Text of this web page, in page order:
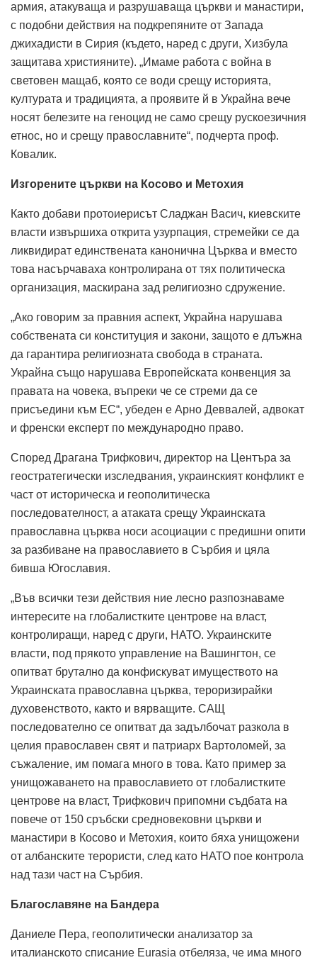
армия, атакуваща и разрушаваща църкви и манастири,
с подобни действия на подкрепяните от Запада
джихадисти в Сирия (където, наред с други, Хизбула
защитава християните). „Имаме работа с война в
световен мащаб, която се води срещу историята,
културата и традицията, а проявите й в Украйна вече
носят белезите на геноцид не само срещу рускоезичния
етнос, но и срещу православните“, подчерта проф.
Ковалик.
Изгорените църкви на Косово и Метохия
Както добави протоиерисът Сладжан Васич, киевските
власти извършиха открита узурпация, стремейки се да
ликвидират единствената канонична Църква и вместо
това насърчаваха контролирана от тях политическа
организация, маскирана зад религиозно сдружение.
„Ако говорим за правния аспект, Украйна нарушава
собствената си конституция и закони, защото е длъжна
да гарантира религиозната свобода в страната.
Украйна също нарушава Европейската конвенция за
правата на човека, въпреки че се стреми да се
присъедини към ЕС“, убеден е Арно Деввалей, адвокат
и френски експерт по международно право.
Според Драгана Трифкович, директор на Центъра за
геостратегически изследвания, украинският конфликт е
част от историческа и геополитическа
последователност, а атаката срещу Украинската
православна църква носи асоциации с предишни опити
за разбиване на православието в Сърбия и цяла
бивша Югославия.
„Във всички тези действия ние лесно разпознаваме
интересите на глобалистките центрове на власт,
контролиращи, наред с други, НАТО. Украинските
власти, под прякото управление на Вашингтон, се
опитват брутално да конфискуват имуществото на
Украинската православна църква, тероризирайки
духовенството, както и вярващите. САЩ
последователно се опитват да задълбочат разкола в
целия православен свят и патриарх Вартоломей, за
съжаление, им помага много в това. Като пример за
унищожаването на православието от глобалистките
центрове на власт, Трифкович припомни съдбата на
повече от 150 сръбски средновековни църкви и
манастири в Косово и Метохия, които бяха унищожени
от албанските терористи, след като НАТО пое контрола
над тази част на Сърбия.
Благославяне на Бандера
Даниеле Пера, геополитически анализатор за
италианското списание Eurasia отбеляза, че има много